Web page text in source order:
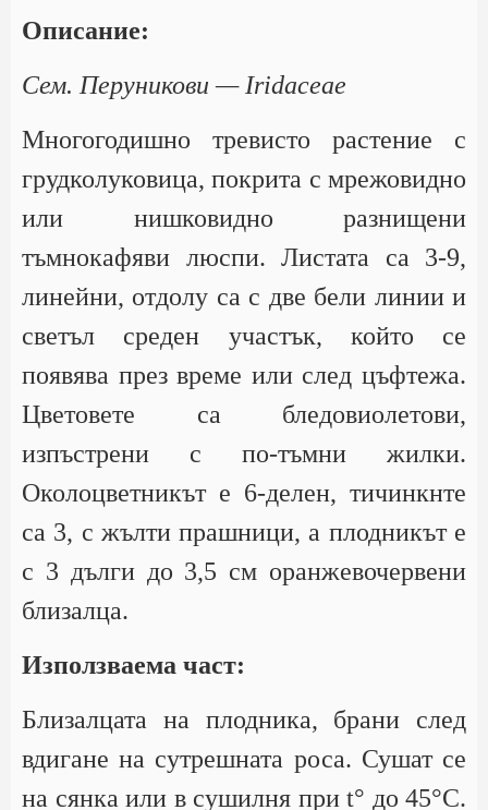
Описание:
Сем. Перуникови — Iridaceae
Многогодишно тревисто растение с
грудколуковица, покрита с мрежовидно
или нишковидно разнищени
тъмнокафяви люспи. Листата са 3-9,
линейни, отдолу са с две бели линии и
светъл среден участък, който се
появява през време или след цъфтежа.
Цветовете са бледовиолетови,
изпъстрени с по-тъмни жилки.
Околоцветникът е 6-делен, тичинкнте
са 3, с жълти прашници, а плодникът е
с 3 дълги до 3,5 см оранжевочервени
близалца.
Използваема част:
Близалцата на плодника, брани след
вдигане на сутрешната роса. Сушат се
на сянка или в сушилня при t° до 45°С.